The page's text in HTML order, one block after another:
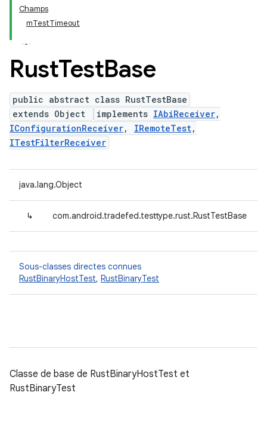
Champs
mTestTimeout
RustTestBase
public abstract class RustTestBase
extends Object
implements IAbiReceiver,
IConfigurationReceiver, IRemoteTest,
ITestFilterReceiver
java.lang.Object
↳ com.android.tradefed.testtype.rust.RustTestBase
Sous-classes directes connues
RustBinaryHostTest, RustBinaryTest
Classe de base de RustBinaryHostTest et
RustBinaryTest